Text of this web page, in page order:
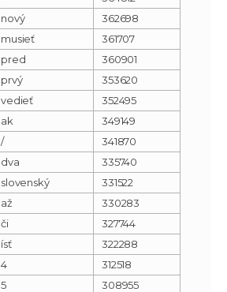
nový
362698
musieť
361707
pred
360901
prvý
353620
vedieť
352495
ak
349149
/
341870
dva
335740
slovenský
331522
až
330283
či
327744
ísť
322288
4
312518
5
308955